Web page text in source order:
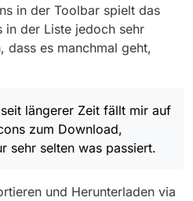
in der Toolbar spielt das
in der Liste jedoch sehr
es manchmal geht,
längerer Zeit fällt mir auf
zum Download,
sehr selten was passiert.
und Herunterladen via